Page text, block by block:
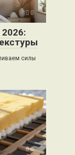
0
силы
0